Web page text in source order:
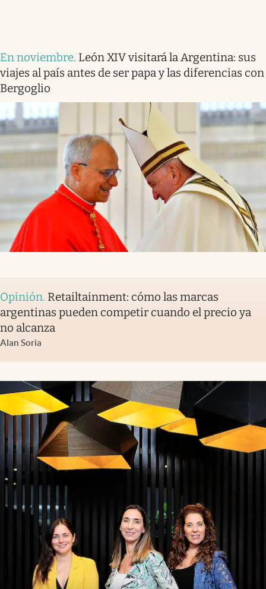
En noviembre. León XIV visitará la Argentina: sus
viajes al país antes de ser papa y las diferencias con
Bergoglio
Opinión. Retailtainment: cómo las marcas
argentinas pueden competir cuando el precio ya
no alcanza
Alan Soria